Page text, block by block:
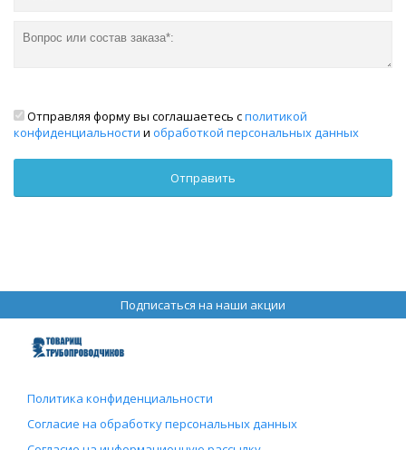
Отправляя форму вы соглашаетесь сполитикой
конфиденциальности и обработкой персональных данных
Подписаться на наши акции
Политика конфиденциальности
Согласие на обработку персональных данных